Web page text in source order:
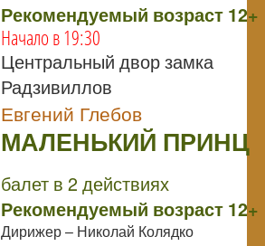
Рекомендуемый возраст 12+
Начало в 19:30
Центральный двор замка
Радзивиллов
Евгений Глебов
МАЛЕНЬКИЙ ПРИНЦ
балет в 2 действиях
Рекомендуемый возраст 12+
Дирижер – Николай Колядко